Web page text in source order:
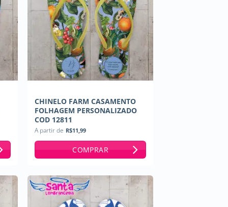
CHINELO FARM CASAMENTO
FOLHAGEM PERSONALIZADO
COD 12811
A partir de R$11,99
COMPRAR